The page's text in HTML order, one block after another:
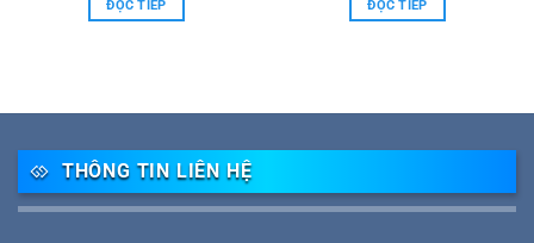
ĐỌC TIẾP ĐỌC TIẾP
THÔNG TIN LIÊN HỆ